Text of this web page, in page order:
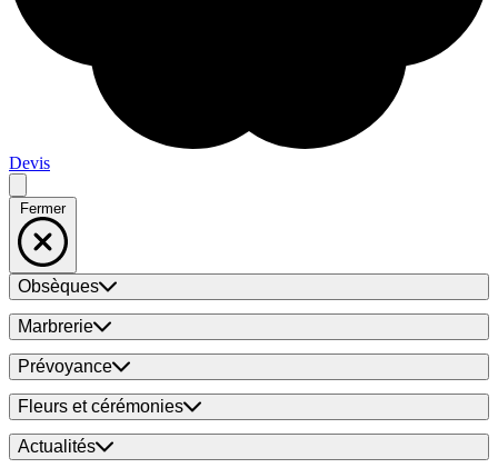
Devis
Fermer
Obsèques
Marbrerie
Prévoyance
Fleurs et cérémonies
Actualités